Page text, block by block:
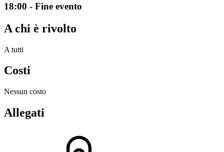
18:00 - Fine evento
A chi è rivolto
A tutti
Costi
Nessun costo
Allegati